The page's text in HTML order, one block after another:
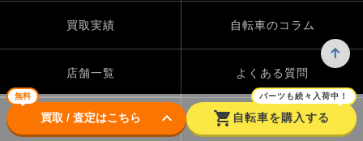
無料
買取 / 査定はこちら keyboard_arrow_down shopping_cart
パーツも続々入荷中！
自転車を購入する
買取実績 自転車のコラム
店舗一覧 よくある質問
Instagram X